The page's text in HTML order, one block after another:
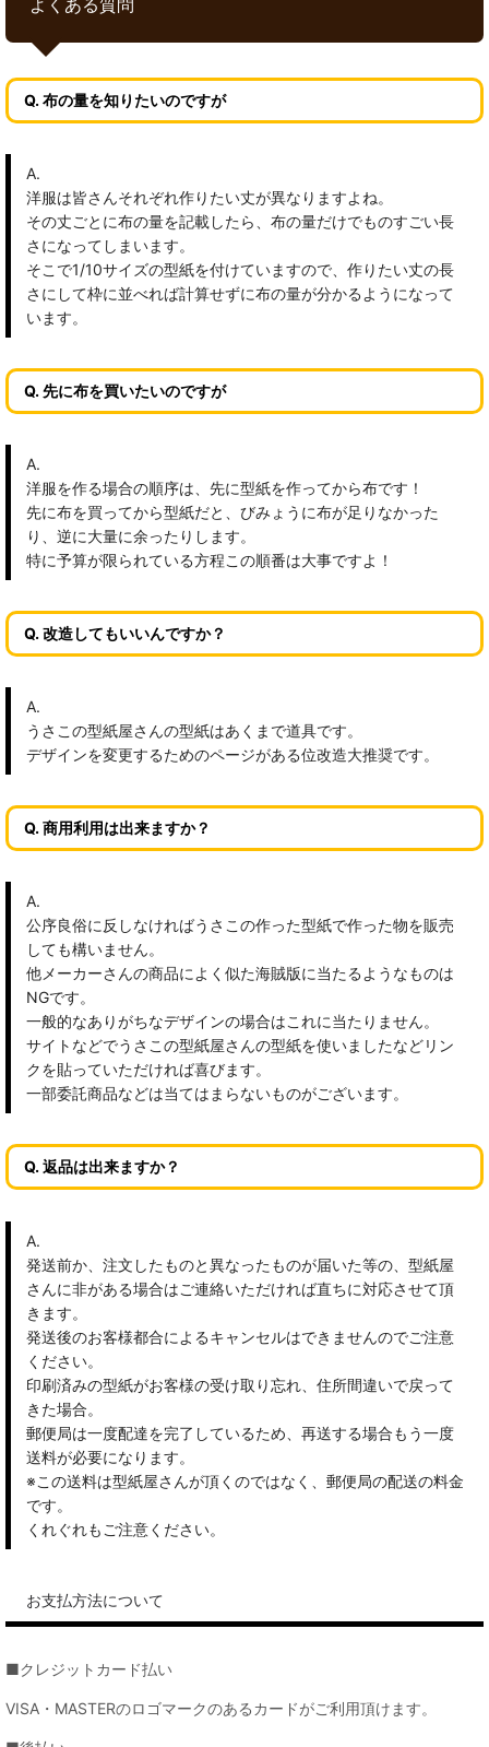
Q. 布の量を知りたいのですが
A.
洋服は皆さんそれぞれ作りたい丈が異なりますよね。
その丈ごとに布の量を記載したら、布の量だけでものすごい長
さになってしまいます。
そこで1/10サイズの型紙を付けていますので、作りたい丈の長
さにして枠に並べれば計算せずに布の量が分かるようになって
います。
Q. 先に布を買いたいのですが
A.
洋服を作る場合の順序は、先に型紙を作ってから布です！
先に布を買ってから型紙だと、びみょうに布が足りなかった
り、逆に大量に余ったりします。
特に予算が限られている方程この順番は大事ですよ！
Q. 改造してもいいんですか？
A.
うさこの型紙屋さんの型紙はあくまで道具です。
デザインを変更するためのページがある位改造大推奨です。
Q. 商用利用は出来ますか？
A.
公序良俗に反しなければうさこの作った型紙で作った物を販売
しても構いません。
他メーカーさんの商品によく似た海賊版に当たるようなものは
NGです。
一般的なありがちなデザインの場合はこれに当たりません。
サイトなどでうさこの型紙屋さんの型紙を使いましたなどリン
クを貼っていただければ喜びます。
一部委託商品などは当てはまらないものがございます。
Q. 返品は出来ますか？
A.
発送前か、注文したものと異なったものが届いた等の、型紙屋
さんに非がある場合はご連絡いただければ直ちに対応させて頂
きます。
発送後のお客様都合によるキャンセルはできませんのでご注意
ください。
印刷済みの型紙がお客様の受け取り忘れ、住所間違いで戻って
きた場合。
郵便局は一度配達を完了しているため、再送する場合もう一度
送料が必要になります。
※この送料は型紙屋さんが頂くのではなく、郵便局の配送の料金
です。
くれぐれもご注意ください。
お支払方法について
■クレジットカード払い
VISA・MASTERのロゴマークのあるカードがご利用頂けます。